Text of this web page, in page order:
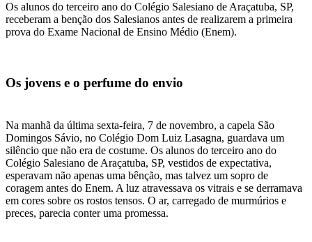
Os alunos do terceiro ano do Colégio Salesiano de Araçatuba, SP,
receberam a benção dos Salesianos antes de realizarem a primeira
prova do Exame Nacional de Ensino Médio (Enem).
Os jovens e o perfume do envio
Na manhã da última sexta-feira, 7 de novembro, a capela São
Domingos Sávio, no Colégio Dom Luiz Lasagna, guardava um
silêncio que não era de costume. Os alunos do terceiro ano do
Colégio Salesiano de Araçatuba, SP, vestidos de expectativa,
esperavam não apenas uma bênção, mas talvez um sopro de
coragem antes do Enem. A luz atravessava os vitrais e se derramava
em cores sobre os rostos tensos. O ar, carregado de murmúrios e
preces, parecia conter uma promessa.